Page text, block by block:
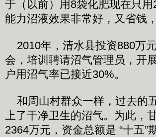
于（以前）用8袋化肥现在只
能力沼液效果非常好，又省钱
2010年，清水县投资880万
会，培训聘请沼气管理员，开
户用沼气率已接近30%。
和周山村群众一样，过去的
上了干净卫生的沼气。为此，
2364万元，资金总额是 “十五”